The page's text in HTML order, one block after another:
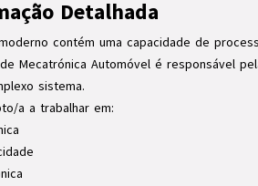
Detalhada
contém uma capacidade de
Mecatrónica Automóvel é responsável
sistema.
a a trabalhar em: